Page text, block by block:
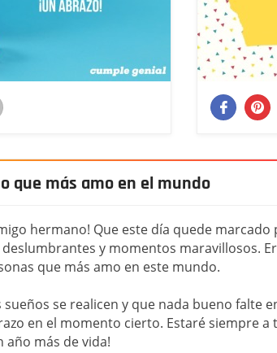
que más amo en el mundo
hermano! Que este día quede
y momentos maravillosos.
que más amo en este mundo.
se realicen y que nada bueno falte
en el momento cierto. Estaré siempre a
año más de vida!